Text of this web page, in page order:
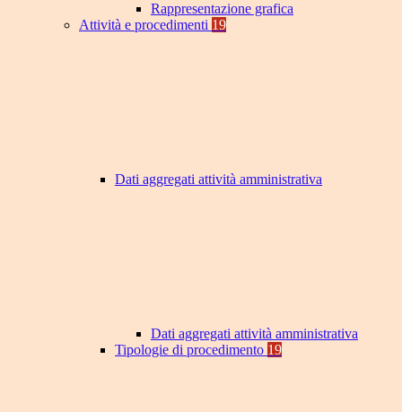
Rappresentazione grafica
Attività e procedimenti 19
Dati aggregati attività amministrativa
Dati aggregati attività amministrativa
Tipologie di procedimento 19